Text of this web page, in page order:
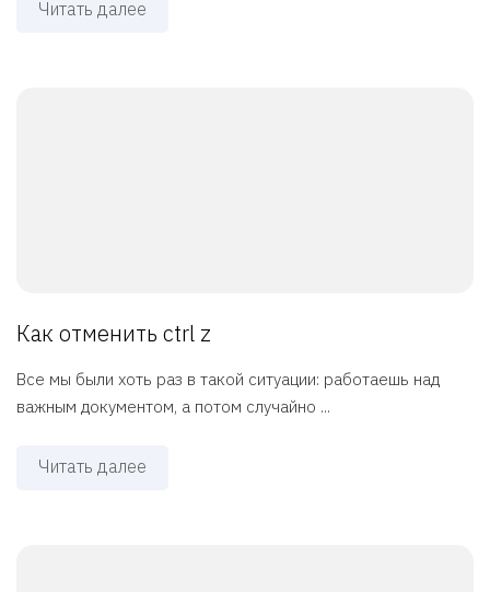
Читать далее
Как отменить ctrl z
Все мы были хоть раз в такой ситуации: работаешь над
важным документом, а потом случайно ...
Читать далее